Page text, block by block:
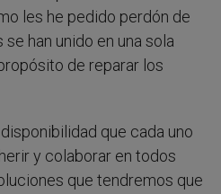
les he pedido perdón de
han unido en una sola
de reparar los
que cada uno
y colaborar en todos
que tendremos que